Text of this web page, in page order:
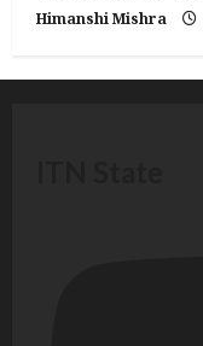
Himanshi Mishra